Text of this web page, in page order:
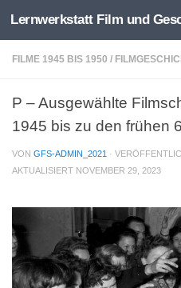
Zum Inhalt springen
Lernwerkstatt Film und
FILME 1945 BIS 1950 /
P – Ausgewählte
1945 bis zu den frühen
VON GFS-ADMIN_2021 ·
AKTUALISIERT NOVEMBER 29, 2023